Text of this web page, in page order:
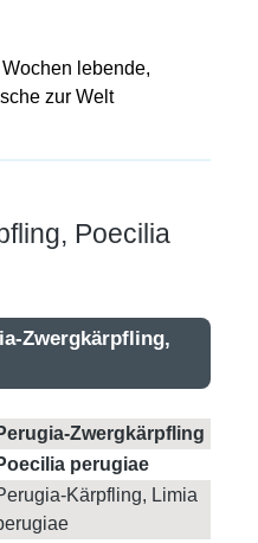
lebende,
zur Welt
Poecilia
Zwergkärpfling,
Zwergkärpfling
perugiae
Kärpfling, Limia